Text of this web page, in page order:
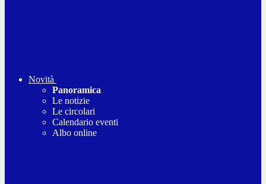
Novità
Panoramica
Le notizie
Le circolari
Calendario eventi
Albo online